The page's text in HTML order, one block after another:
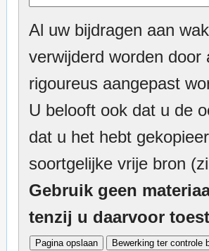
Al uw bijdragen aan
verwijderd worden
rigoureus aangepast
U belooft ook dat u de
dat u het hebt
soortgelijke vrije bron
Gebruik geen
tenzij u daarvoor